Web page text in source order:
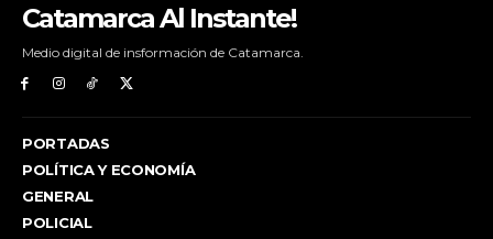
Catamarca Al Instante!
Medio digital de insformación de Catamarca.
PORTADAS
POLÍTICA Y ECONOMÍA
GENERAL
POLICIAL